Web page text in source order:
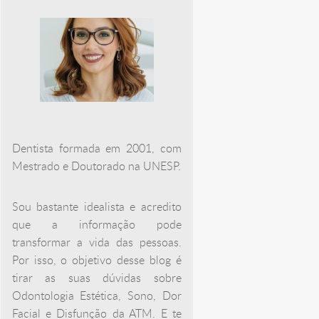
Dentista formada em 2001, com
Mestrado e Doutorado na UNESP.
Sou bastante idealista e acredito
que a informação pode
transformar a vida das pessoas.
Por isso, o objetivo desse blog é
tirar as suas dúvidas sobre
Odontologia Estética, Sono, Dor
Facial e Disfunção da ATM. E te